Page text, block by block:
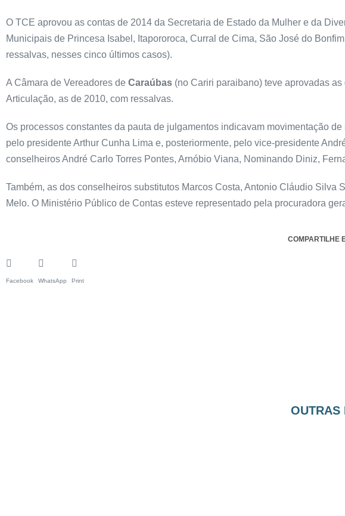
O TCE aprovou as contas de 2014 da Secretaria de Estado da Mulher e da
Municipais de Princesa Isabel, Itapororoca, Curral de Cima, São José do
ressalvas, nesses cinco últimos casos).
A Câmara de Vereadores de Caraúbas (no Cariri paraibano) teve aprovadas
Articulação, as de 2010, com ressalvas.
Os processos constantes da pauta de julgamentos indicavam movimentação
pelo presidente Arthur Cunha Lima e, posteriormente, pelo vice-presidente
conselheiros André Carlo Torres Pontes, Arnóbio Viana, Nominando Diniz,
Também, as dos conselheiros substitutos Marcos Costa, Antonio Cláudio
Melo. O Ministério Público de Contas esteve representado pela procuradora
COMPARTILHE
Facebook WhatsApp Print
OUTRAS